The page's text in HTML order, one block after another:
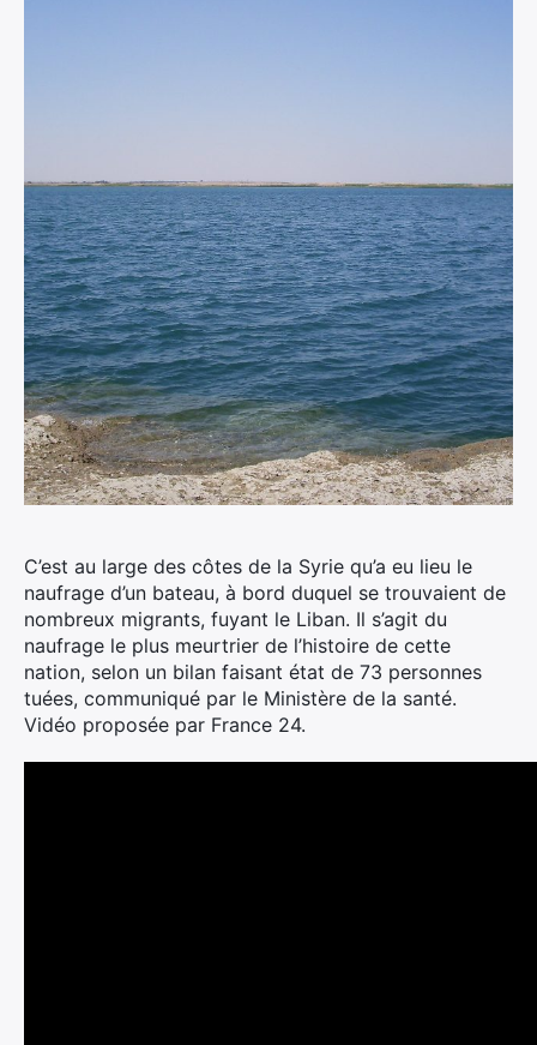
C’est au large des côtes de la Syrie qu’a eu lieu le
naufrage d’un bateau, à bord duquel se trouvaient de
nombreux migrants, fuyant le Liban. Il s’agit du
naufrage le plus meurtrier de l’histoire de cette
nation, selon un bilan faisant état de 73 personnes
tuées, communiqué par le Ministère de la santé.
Vidéo proposée par France 24.